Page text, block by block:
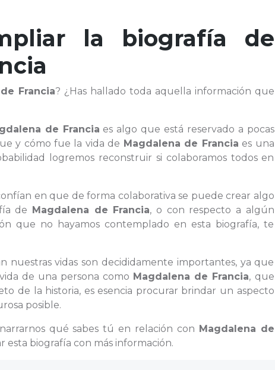
la biografía de
Francia? ¿Has hallado toda aquella información que
de Francia es algo que está reservado a pocas
y cómo fue la vida de Magdalena de Francia es una
logremos reconstruir si colaboramos todos en
en que de forma colaborativa se puede crear algo
de Magdalena de Francia, o con respecto a algún
que no hayamos contemplado en esta biografía, te
nuestras vidas son decididamente importantes, ya que
de una persona como Magdalena de Francia, que
de la historia, es esencia procurar brindar un aspecto
posible.
qué sabes tú en relación con Magdalena de
biografía con más información.